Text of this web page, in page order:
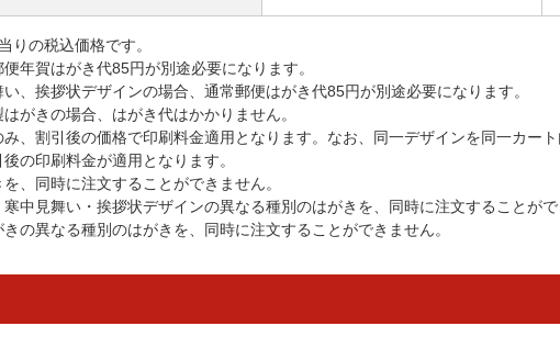
りの税込価格です。
年賀はがき代85円が別途必要になります。
、挨拶状デザインの場合、通常郵便はがき代85円が別途必要になります。
がきの場合、はがき代はかかりません。
、割引後の価格で印刷料金適用となります。なお、同一デザインを同一カー
の印刷料金が適用となります。
、同時に注文することができません。
中見舞い・挨拶状デザインの異なる種別のはがきを、同時に注文することがで
の異なる種別のはがきを、同時に注文することができません。